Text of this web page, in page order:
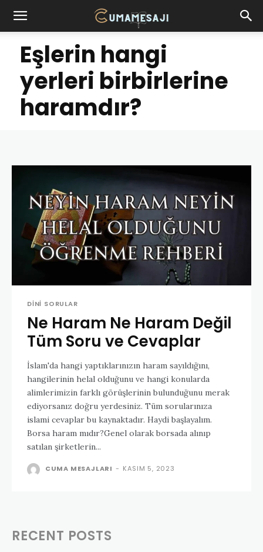
Eşlerin hangi
yerleri birbirlerine
haramdır?
DINI SORULAR
Ne Haram Ne Haram Değil
Tüm Soru ve Cevaplar
İslam'da hangi yaptıklarınızın haram sayıldığını,
hangilerinin helal olduğunu ve hangi konularda
alimlerimizin farklı görüşlerinin bulunduğunu merak
ediyorsanız doğru yerdesiniz. Tüm sorularınıza
islami cevaplar bu kaynaktadır. Haydi başlayalım.
Borsa haram mıdır?Genel olarak borsada alınıp
satılan şirketlerin...
CUMA MESAJLARI - KASIM 5, 2023
RECENT POSTS